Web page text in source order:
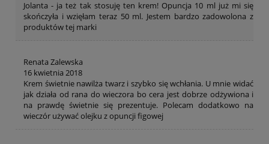
Jolanta - ja też tak stosuję ten krem! Opuncja 10 ml już mi się
skończyła i wzięłam teraz 50 ml. Jestem bardzo zadowolona z
produktów tej marki
Renata Zalewska
16 kwietnia 2018
Krem świetnie nawilża twarz i szybko się wchłania. U mnie widać
jak działa od rana do wieczora bo cera jest dobrze odżywiona i
na prawdę świetnie się prezentuje. Polecam dodatkowo na
wieczór używać olejku z opuncji figowej